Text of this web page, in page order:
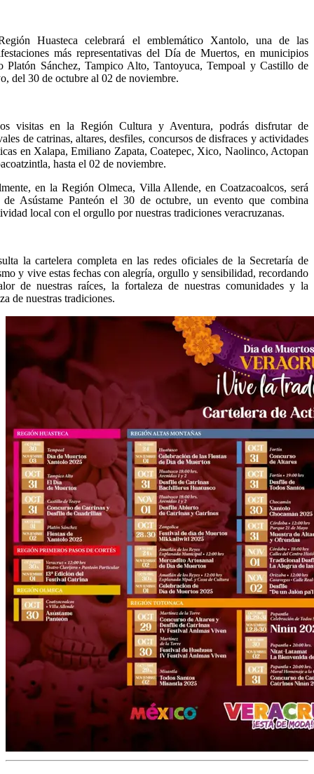
Huasteca celebrará el emblemático Xantolo, una de las
más representativas del Día de Muertos, en municipios
Platón Sánchez, Tampico Alto, Tantoyuca, Tempoal y Castillo de
del 30 de octubre al 02 de noviembre.
visitas en la Región Cultura y Aventura, podrás disfrutar de
de catrinas, altares, desfiles, concursos de disfraces y actividades
en Xalapa, Emiliano Zapata, Coatepec, Xico, Naolinco, Actopan
hasta el 02 de noviembre.
en la Región Olmeca, Villa Allende, en Coatzacoalcos, será
de Asústame Panteón el 30 de octubre, un evento que combina
local con el orgullo por nuestras tradiciones veracruzanas.
la cartelera completa en las redes oficiales de la Secretaría de
y vive estas fechas con alegría, orgullo y sensibilidad, recordando
de nuestras raíces, la fortaleza de nuestras comunidades y la
de nuestras tradiciones.